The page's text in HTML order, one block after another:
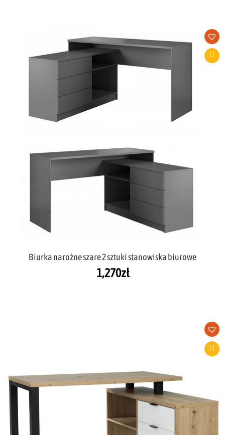
Biurka narożne szare 2 sztuki stanowiska biurowe
1,270zł